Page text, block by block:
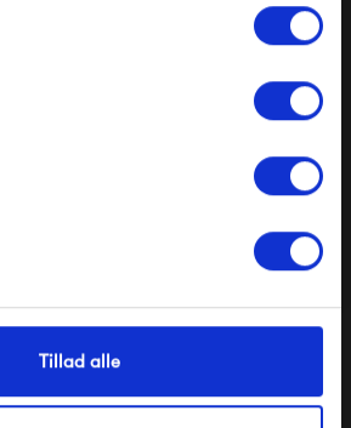
Tillad alle
Fermob Bistro Duraflon®
825,00 kr
du at modtage e-